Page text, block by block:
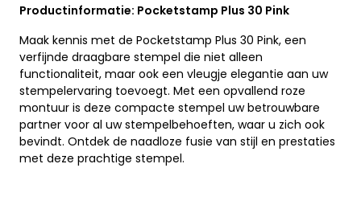
Productinformatie: Pocketstamp Plus 30 Pink
Maak kennis met de Pocketstamp Plus 30 Pink, een
verfijnde draagbare stempel die niet alleen
functionaliteit, maar ook een vleugje elegantie aan uw
stempelervaring toevoegt. Met een opvallend roze
montuur is deze compacte stempel uw betrouwbare
partner voor al uw stempelbehoeften, waar u zich ook
bevindt. Ontdek de naadloze fusie van stijl en prestaties
met deze prachtige stempel.